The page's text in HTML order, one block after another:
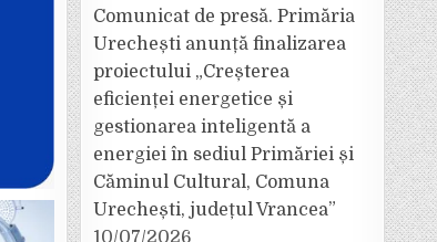
Comunicat de presă. Primăria
Urechești anunță finalizarea
proiectului „Creșterea
eficienței energetice și
gestionarea inteligentă a
energiei în sediul Primăriei și
Căminul Cultural, Comuna
Urechești, județul Vrancea”
10/07/2026